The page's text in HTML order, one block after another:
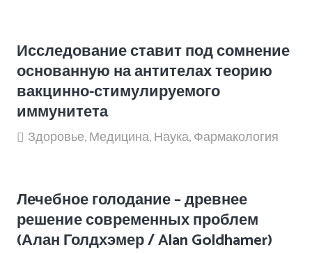
Исследование ставит под сомнение
основанную на антителах теорию
вакцинно-стимулируемого
иммунитета
Здоровье,Медицина,Наука,Фармакология
Лечебное голодание – древнее
решение современных проблем
(Алан Голдхэмер / Alan Goldhamer)